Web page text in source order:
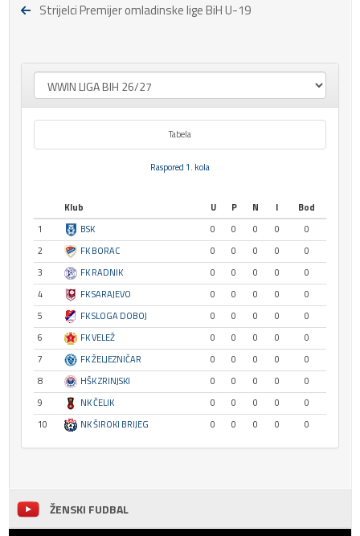
Strijelci Premijer omladinske lige BiH U-19
Tabela
Raspored 1. kola
Klub U P N I
Bod
1
BSK 0 0 0 0
0
2
FK BORAC 0 0 0 0
0
3
FK RADNIK 0 0 0 0
0
4
FK SARAJEVO 0 0 0 0
0
5
FK SLOGA DOBOJ 0 0 0 0
0
6
FK VELEŽ 0 0 0 0
0
7
FK ŽELJEZNIČAR 0 0 0 0
0
8
HŠK ZRINJSKI 0 0 0 0
0
9
NK ČELIK 0 0 0 0
0
10
NK ŠIROKI BRIJEG 0 0 0 0 0
ŽENSKI FUDBAL